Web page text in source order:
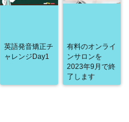
英語発音矯正チ
ャレンジDay1
有料のオンライ
ンサロンを
2023年9月で終
了します